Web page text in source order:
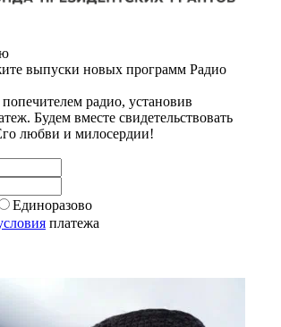
выпуски новых программ Радио
радио, установив
Будем вместе свидетельствовать
любви и милосердии!
Единоразово
платежа